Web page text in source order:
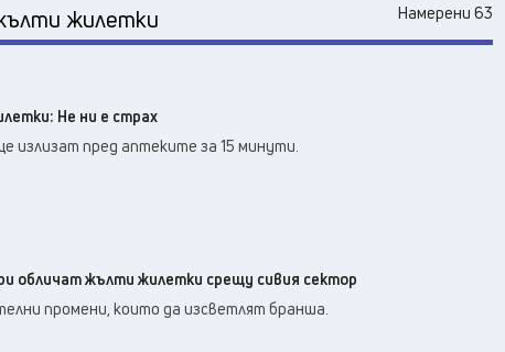
Видин , 28°C
Добрич , 22°C
Кърджали, 26°C
Пазарджик, 28°C
Перник, 26°C
жилетки Намерени 63
Не ни е страх
излизат пред аптеките за 15 минути.
обличат жълти жилетки срещу сивия сектор
промени, които да изсветлят бранша.